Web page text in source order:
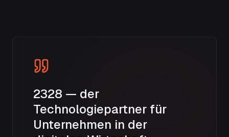
2328 — der
Technologiepartner für
Unternehmen in der